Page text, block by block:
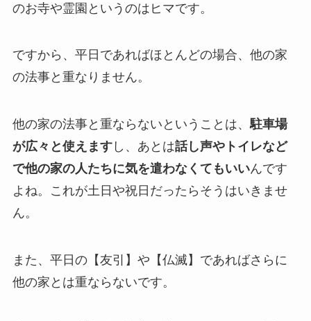
のお寺や霊園というのはヒマです。
ですから、平日であればほとんどの場合、他の家
の法事と重なりません。
他の家の法事と重ならないということは、駐車場
が広々と使えますし、あとは話し声やトイレなど
で他の家の人たちに気を遣わなくてもいいんです
よね。これが土日や祝日だったらそうはいきませ
ん。
また、平日の【友引】や【仏滅】であればさらに
他の家とは重ならないです。